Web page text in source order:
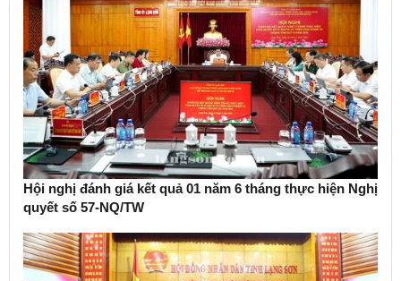
Hội nghị đánh giá kết quả 01 năm 6 tháng thực hiện Nghị
quyết số 57-NQ/TW